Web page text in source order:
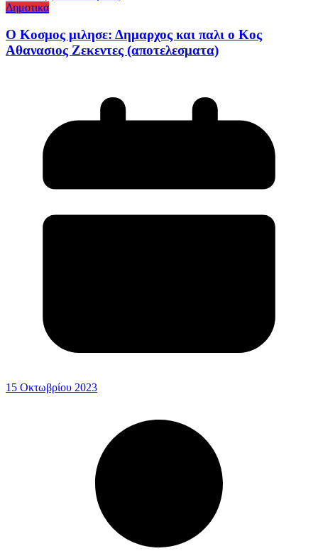
Δημοτικα
Ο Κοσμος μιλησε: Δημαρχος και παλι ο Κος
Αθανασιος Ζεκεντες (αποτελεσματα)
15 Οκτωβρίου 2023